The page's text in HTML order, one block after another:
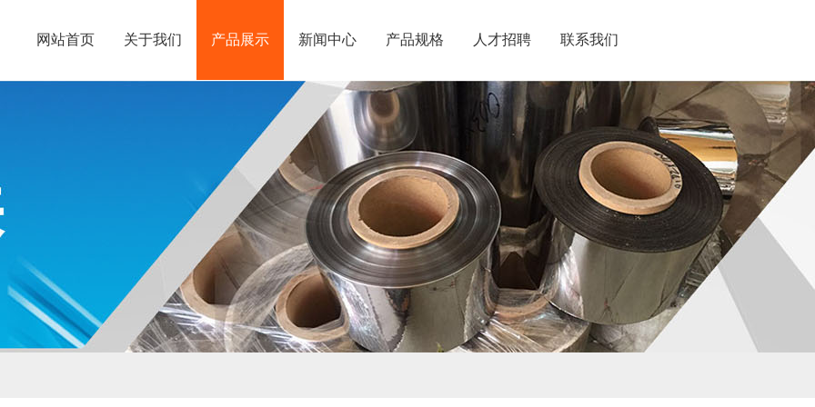
网站首页 关于我们 产品展示 新闻中心 产品规格 人才招聘 联系我们